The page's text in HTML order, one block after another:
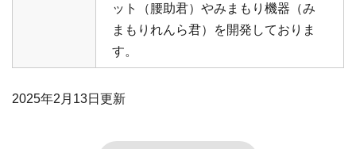
ット（腰助君）やみまもり機器（み
まもりれんら君）を開発しておりま
す。
2025年2月13日 更新